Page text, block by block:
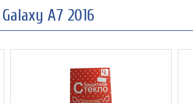
A7 2016